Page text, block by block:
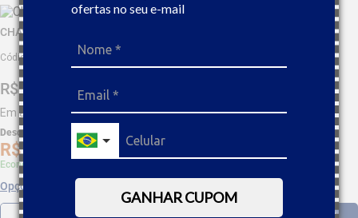
ofertas no seu e-mail
GANHAR CUPOM
CHAVE TORX T45 TRAMONTINA 44351045
Código
R$ 16
Em até 16,26sem juros
Desc. de
R$
Economize 5% à vista com Boleto, PIX
Opções de parcelamento